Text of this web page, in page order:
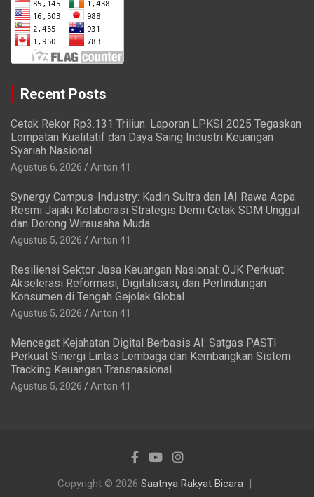
Recent Posts
Cetak Rekor Rp3.131 Triliun: Laporan LPKSI 2025 Tegaskan
Lompatan Kualitatif dan Daya Saing Industri Keuangan
Syariah Nasional
Agustus 6, 2026 Anton 41
Synergy Campus-Industry: Kadin Sultra dan IAI Rawa Aopa
Resmi Jajaki Kolaborasi Strategis Demi Cetak SDM Unggul
dan Dorong Wirausaha Muda
Agustus 5, 2026 Anton 41
Resiliensi Sektor Jasa Keuangan Nasional: OJK Perkuat
Akselerasi Reformasi, Digitalisasi, dan Perlindungan
Konsumen di Tengah Gejolak Global
Agustus 5, 2026 Anton 41
Mencegat Kejahatan Digital Berbasis AI: Satgas PASTI
Perkuat Sinergi Lintas Lembaga dan Kembangkan Sistem
Tracking Keuangan Transnasional
Agustus 5, 2026 Anton 41
Copyright © 2026 Saatnya Rakyat Bicara